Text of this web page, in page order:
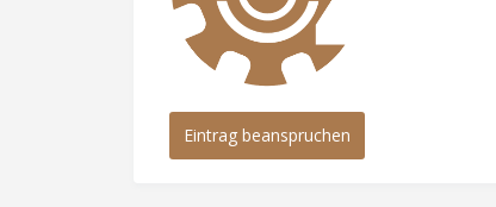
Eintrag beanspruchen